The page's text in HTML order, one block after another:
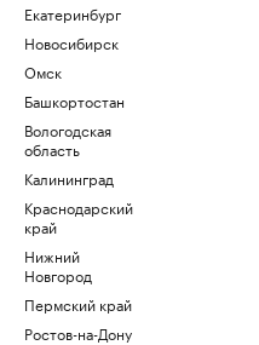
Екатеринбург
Новосибирск
Омск
Башкортостан
Вологодская
область
Калининград
Краснодарский
край
Нижний
Новгород
Пермский край
Ростов-на-Дону